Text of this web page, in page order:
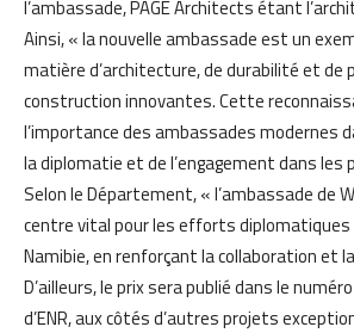
l’ambassade, PAGE Architects étant
Ainsi, « la nouvelle ambassade est un
matière d’architecture, de durabilité et de
construction innovantes. Cette
l’importance des ambassades modernes
la diplomatie et de l’engagement dans les
Selon le Département, « l’ambassade de
centre vital pour les efforts
Namibie, en renforçant la collaboration et
D’ailleurs, le prix sera publié dans le
d’ENR, aux côtés d’autres projets